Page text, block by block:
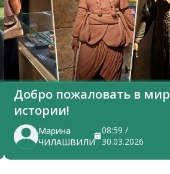
Добро пожаловать в мир
истории!
Марина
ЧИЛАШВИЛИ
08:59 /
30.03.2026